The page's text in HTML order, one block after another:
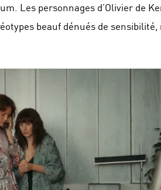
Les personnages d’Olivier de
beauf dénués de sensibilité,